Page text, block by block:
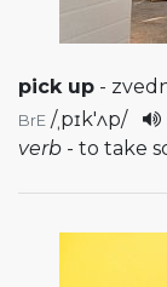
pick up -
BrE /ˌpɪk'ʌp/
verb - to take